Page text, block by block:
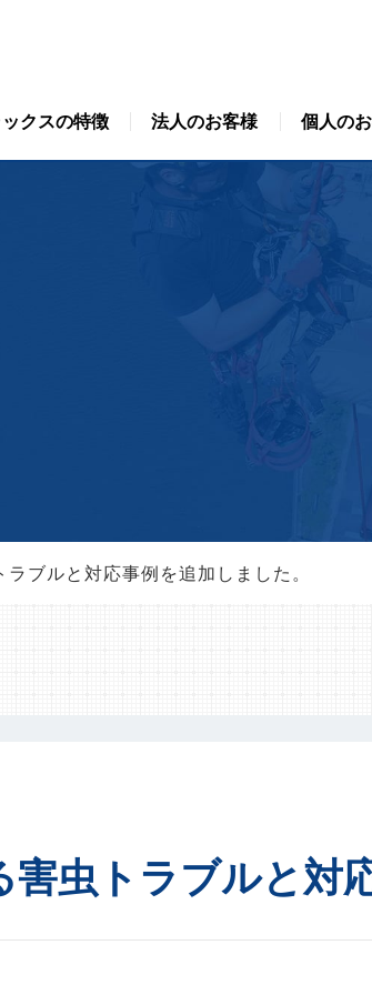
クスの特徴 法人のお客様 個人の
ブルと対応事例を追加しました。
虫トラブルと対